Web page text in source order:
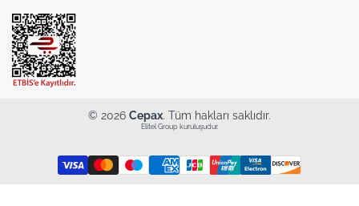
© 2026 Cepax. Tüm hakları saklıdır.
Elitel Group kuruluşudur.